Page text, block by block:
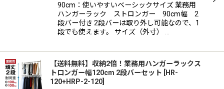
90cm：使いやすいベーシックサイズ 業務用
ハンガーラック ストロンガー 90cm幅 2
段バー付き 2段バーは取り外し可能なので、1
段でも使えます。 サイズ（外寸） …
【送料無料】収納2倍！業務用ハンガーラックス
トロンガー幅120cm 2段バーセット [HR-
120+HRP-2-120]